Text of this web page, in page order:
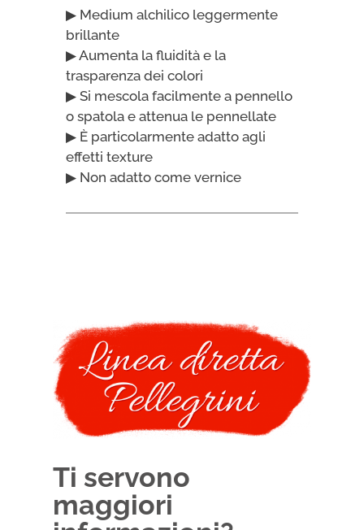
▶ Medium alchilico leggermente
brillante
▶ Aumenta la fluidità e la
trasparenza dei colori
▶ Si mescola facilmente a pennello
o spatola e attenua le pennellate
▶ È particolarmente adatto agli
effetti texture
▶ Non adatto come vernice
Ti servono
maggiori